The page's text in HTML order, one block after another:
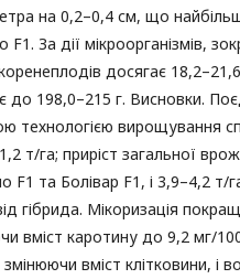
на 0,2–0,4 см, що
F1. За дії мікроорганізмів,
досягає
до 198,0–215 г. Висновки.
технологією вирощування
т/га; приріст загальної
F1 та Болівар F1, і 3,9–4,2 т/
гібрида. Мікоризація
вміст каротину до 9,2 мг/
вміст клітковини, і